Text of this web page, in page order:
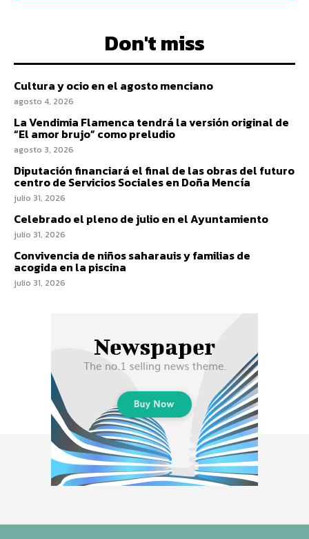
Don't miss
Cultura y ocio en el agosto menciano
agosto 4, 2026
La Vendimia Flamenca tendrá la versión original de
“El amor brujo” como preludio
agosto 3, 2026
Diputación financiará el final de las obras del futuro
centro de Servicios Sociales en Doña Mencía
julio 31, 2026
Celebrado el pleno de julio en el Ayuntamiento
julio 31, 2026
Convivencia de niños saharauis y familias de
acogida en la piscina
julio 31, 2026